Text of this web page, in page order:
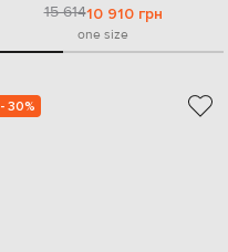
15 61410 910 грн
one size
- 30%